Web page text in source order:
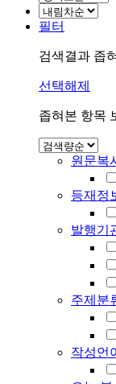
필터
검색결과 좁
선택해제
좁혀본 항목
원문복
등재정
발행기
주제분
작성언